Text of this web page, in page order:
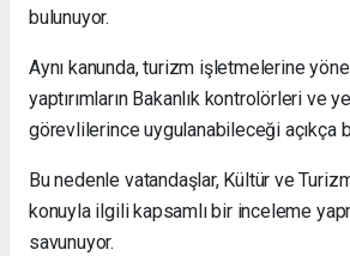
bulunuyor.
Aynı kanunda, turizm işletmelerine
yaptırımların Bakanlık kontrolörleri ve
görevlilerince uygulanabileceği açıkça
Bu nedenle vatandaşlar, Kültür ve
konuyla ilgili kapsamlı bir inceleme
savunuyor.